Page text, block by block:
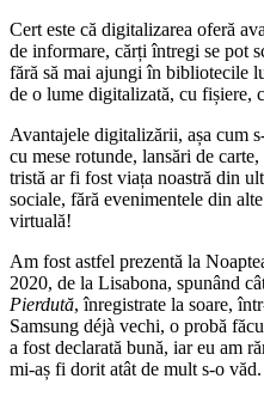
Cert este că digitalizarea oferă
de informare, cărți întregi se pot
fără să mai ajungi în bibliotecile
de o lume digitalizată, cu fișiere,
Avantajele digitalizării, așa cum
cu mese rotunde, lansări de
tristă ar fi fost viața noastră din
sociale, fără evenimentele din
virtuală!
Am fost astfel prezentă la
2020, de la Lisabona, spunând
Pierdută, înregistrate la soare,
Samsung déjà vechi, o probă
a fost declarată bună, iar eu am
mi-aș fi dorit atât de mult s-o văd.